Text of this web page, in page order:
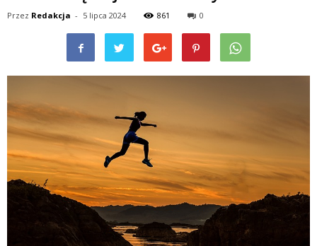
Przez Redakcja - 5 lipca 2024 861 0